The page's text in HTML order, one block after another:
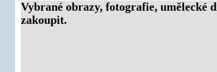
Vybrané obrazy, fotografie, umělecké
zakoupit.